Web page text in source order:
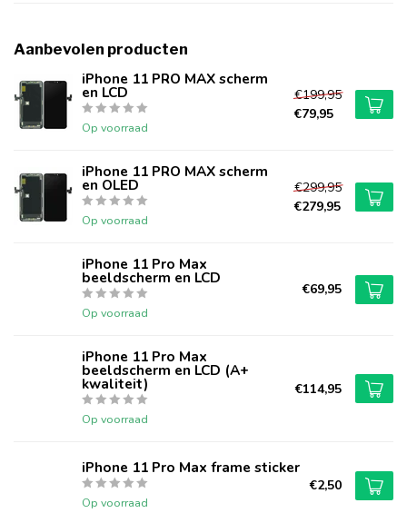
Aanbevolen producten
iPhone 11 PRO MAX scherm
en LCD
Op voorraad
€199,95
€79,95
iPhone 11 PRO MAX scherm
en OLED
Op voorraad
€299,95
€279,95
iPhone 11 Pro Max
beeldscherm en LCD
Op voorraad
€69,95
iPhone 11 Pro Max
beeldscherm en LCD (A+
kwaliteit)
Op voorraad
€114,95
iPhone 11 Pro Max frame sticker
Op voorraad
€2,50